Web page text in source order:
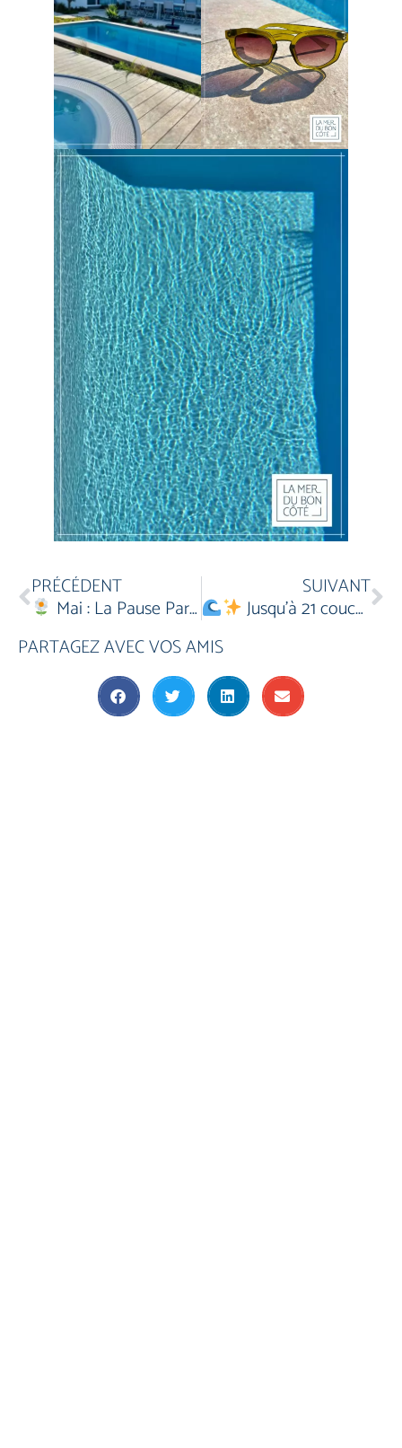
PRÉCÉDENT
Mai : La Pause Parfaite Avant l’Été ! ⛱
SUIVANT
Jusqu’à 21 couchages, à 90 mètres de l’océan!
PARTAGEZ AVEC VOS AMIS